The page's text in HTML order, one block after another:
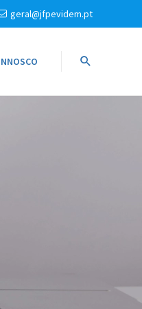
geral@jfpevidem.pt